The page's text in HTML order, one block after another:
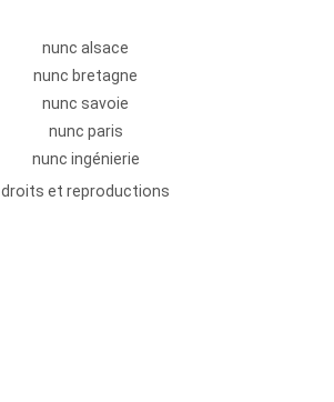
nunc alsace
nunc bretagne
nunc savoie
nunc paris
nunc ingénierie
droits et reproductions